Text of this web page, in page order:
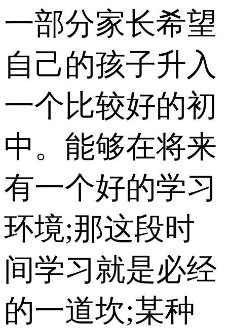
一部分家长希望
自己的孩子升入
一个比较好的初
中。能够在将来
有一个好的学习
环境;那这段时
间学习就是必经
的一道坎;某种